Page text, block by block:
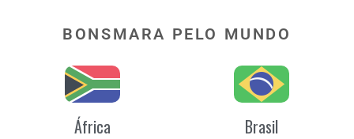
BONSMARA PELO MUNDO
África Brasil